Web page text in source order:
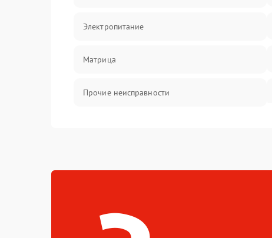
Электропитание
Матрица
Прочие неисправности
Оптика